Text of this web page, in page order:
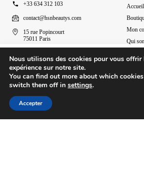
+33 634 312 103
contact@hsnbeautys.com
15 rue Popincourt
75011 Paris
Accueil
Mon
Qui
Nous utilisons des cookies pour vous offrir
expérience sur notre site.
You can find out more about which
switch them off in settings.
Accepter
VV Love Sweet Nectar : La Brume Sucrée Qui Vous Fait Craquer
9.90€
Accueil